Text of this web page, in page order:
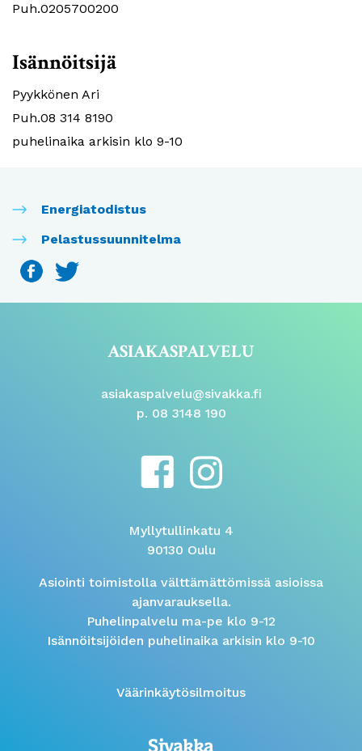
Puh.0205700200
Isännöitsijä
Pyykkönen Ari
Puh.08 314 8190
puhelinaika arkisin klo 9-10
Energiatodistus
Pelastussuunnitelma
ASIAKASPALVELU
asiakaspalvelu@sivakka.fi
p. 08 3148 190
Myllytullinkatu 4
90130 Oulu
Asiointi toimistolla välttämättömissä asioissa
ajanvarauksella.
Puhelinpalvelu ma-pe klo 9-12
Isännöitsijöiden puhelinaika arkisin klo 9-10
Väärinkäytösilmoitus